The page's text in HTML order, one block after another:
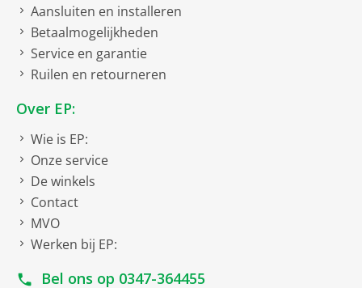
Aansluiten en installeren
Betaalmogelijkheden
Service en garantie
Ruilen en retourneren
Over EP:
Wie is EP:
Onze service
De winkels
Contact
MVO
Werken bij EP:
Bel ons op 0347-364455